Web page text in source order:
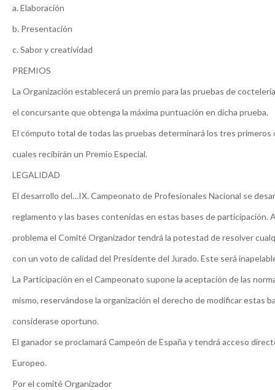
a. Elaboración
b. Presentación
c. Sabor y creatividad
PREMIOS
La Organización establecerá un premio para las pruebas de
el concursante que obtenga la máxima puntuación en dicha prueba.
El cómputo total de todas las pruebas determinará los tres primeros
cuales recibirán un Premio Especial.
LEGALIDAD
El desarrollo del…IX. Campeonato de Profesionales Nacional se
reglamento y las bases contenidas en estas bases de participación.
problema el Comité Organizador tendrá la potestad de resolver
con un voto de calidad del Presidente del Jurado. Este será
La Participación en el Campeonato supone la aceptación de las
mismo, reservándose la organización el derecho de modificar estas
considerase oportuno.
El ganador se proclamará Campeón de España y tendrá acceso
Europeo.
Por el comité Organizador